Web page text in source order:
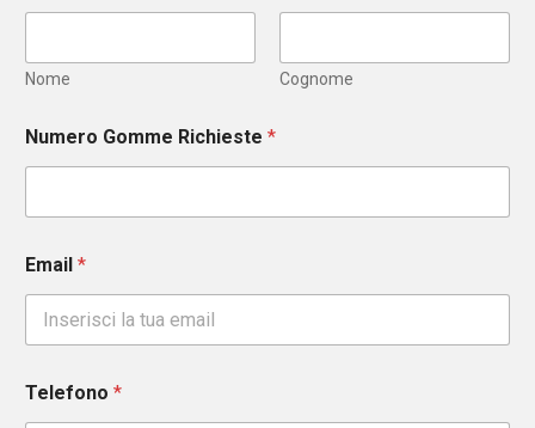
Nome Cognome
Numero Gomme Richieste *
Email *
Telefono *